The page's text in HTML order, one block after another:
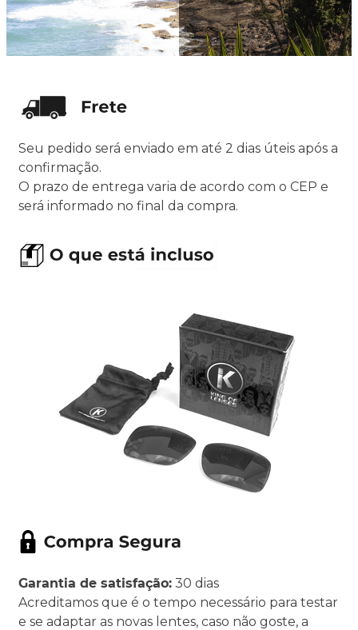
Seu pedido será enviado em até 2 dias úteis após a
confirmação.
O prazo de entrega varia de acordo com o CEP e
será informado no final da compra.
Garantia de satisfação: 30 dias
Acreditamos que é o tempo necessário para testar
e se adaptar as novas lentes, caso não goste, a